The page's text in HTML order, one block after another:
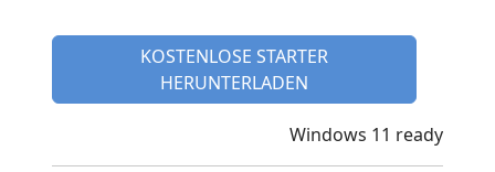
KOSTENLOSE STARTER
HERUNTERLADEN
Windows 11 ready